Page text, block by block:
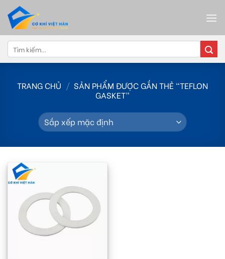
content
Tìm
kiếm:
TRANG CHỦ / SẢN PHẨM ĐƯỢC GẮN THẺ “TEFLON
GASKET”